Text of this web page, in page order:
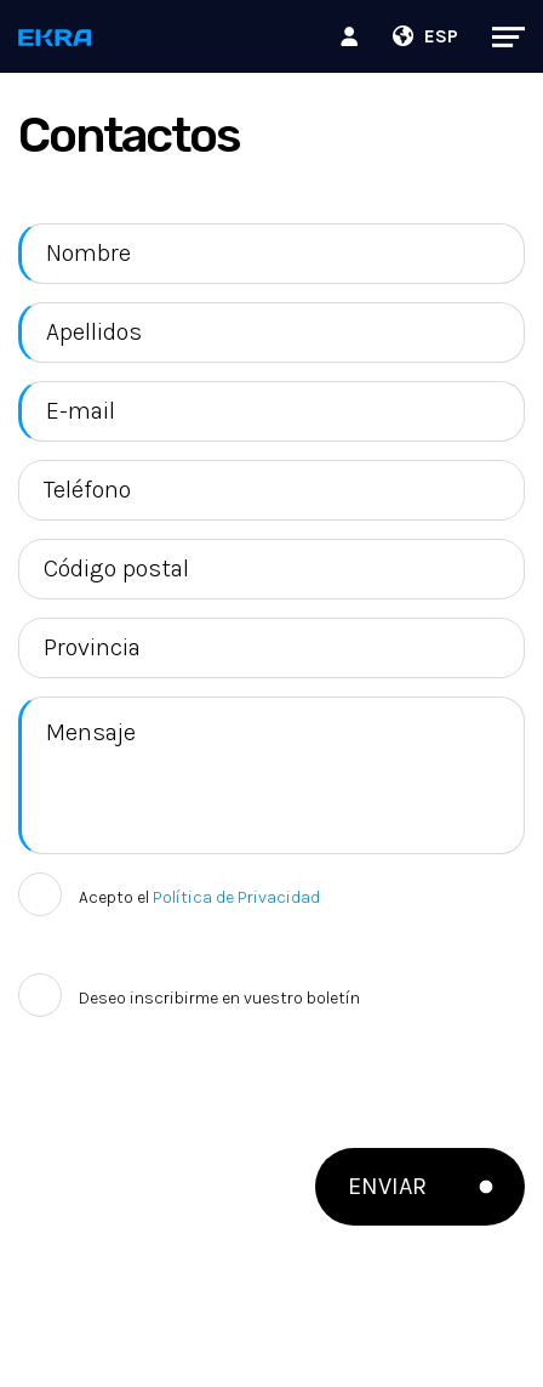
ESP
Contactos
Acepto el Política de Privacidad
Deseo inscribirme en vuestro boletín
ENVIAR